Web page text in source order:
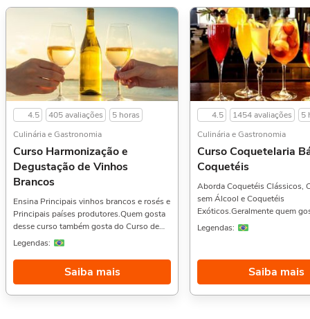
4.5 405 avaliações
5 horas
Culinária e Gastronomia
Curso Harmonização e
Degustação de Vinhos
Brancos
Ensina Principais vinhos brancos e rosés e
Principais países produtores.Quem gosta
desse curso também gosta do Curso de
Panificação,, Coquetelaria Básica, e
curso possui 5 horas de carga horária.
Legendas:
Saiba mais
4.5 1454 avaliações
5
Culinária e Gastronomia
Curso Coquetelaria
Coquetéis
Aborda Coquetéis Clássicos,
sem Álcool e Coquetéis
Exóticos.Geralmente quem
curso gostam também do
Casamento,. Sobre a carga horária: O
curso possui 5 horas de
Legendas:
Saiba mais